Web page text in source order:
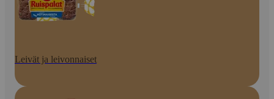
Leivät ja leivonnaiset